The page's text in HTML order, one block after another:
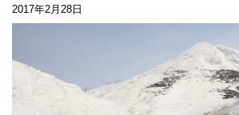
2017年2月28日